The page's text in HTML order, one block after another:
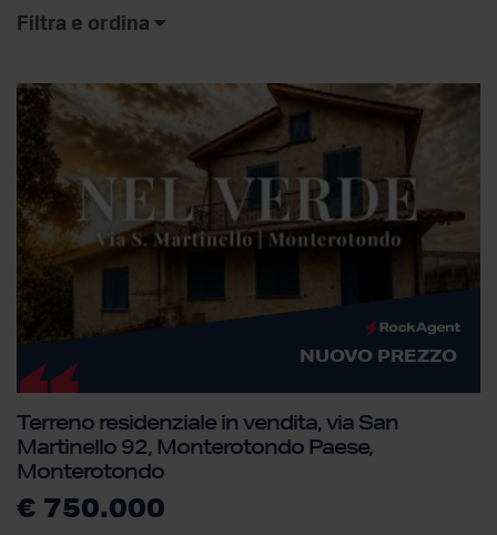
Filtra e ordina
NUOVO PREZZO
Terreno residenziale in vendita, via San
Martinello 92, Monterotondo Paese,
Monterotondo
€ 750.000